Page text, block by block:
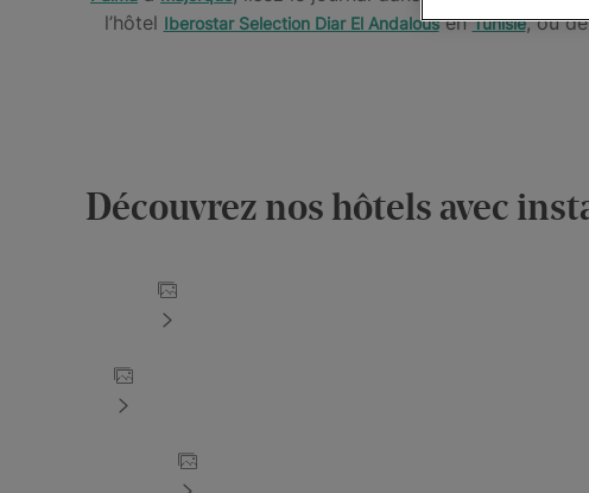
l’hôtel Iberostar Selection Diar El AndalousenTunisie, ou
Découvrez nos hôtels avec